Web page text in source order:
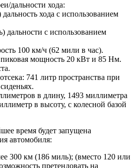
дальности хода:
хода с использованием
с использованием
100 км/ч (62 мили в час).
пиковая мощность 20 кВт и 85 Нм.
741 литр пространства при
в длину, 1493 миллиметра
в высоту, с колесной базой
время будет запущена
автомобиля:
300 км (186 миль); (вместо 120 или
претендовать на